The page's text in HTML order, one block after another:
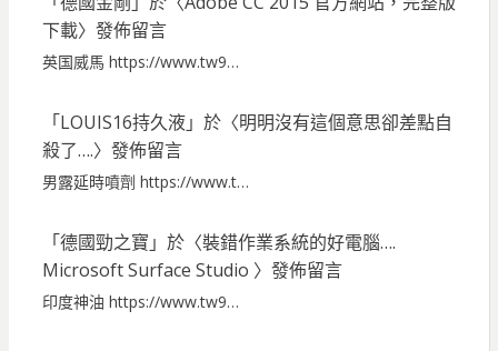
下載〉發佈留言
英国威馬 https://www.tw9…
「LOUIS16持久液」於〈明明沒有這個意思卻差點自
殺了….〉發佈留言
男露延時噴劑 https://www.t…
「德國勁之寶 」於〈裝錯作業系統的好電腦….
Microsoft Surface Studio 〉發佈留言
印度神油 https://www.tw9…